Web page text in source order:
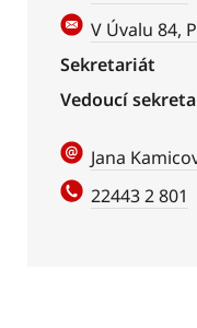
V Úvalu 84,
Sekretariát
Vedoucí
Jana
22443 2 801